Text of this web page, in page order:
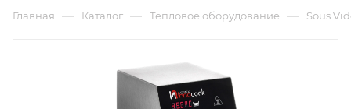
Главная — Каталог — Тепловое оборудование — Sous